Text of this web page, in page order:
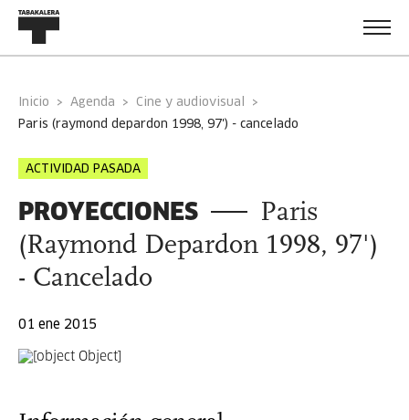
Inicio Agenda
Cine y audiovisual
paris (raymond depardon 1998, 97') - cancelado
ACTIVIDAD PASADA
PROYECCIONES
Paris
(Raymond Depardon 1998, 97')
- Cancelado
01 ene 2015